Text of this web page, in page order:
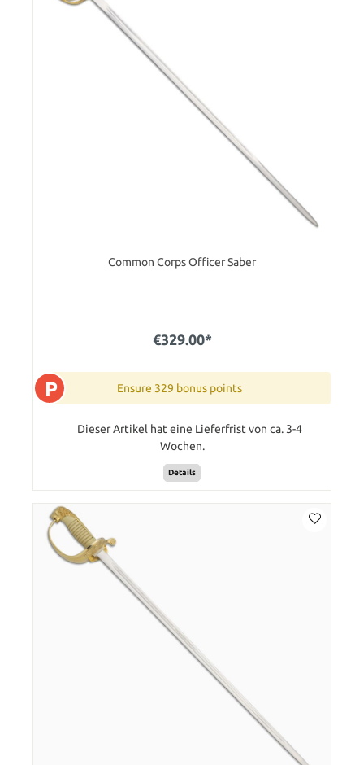
Common Corps Officer Saber
€329.00*
P Ensure 329 bonus points
Dieser Artikel hat eine Lieferfrist von ca. 3-4
Wochen.
Details